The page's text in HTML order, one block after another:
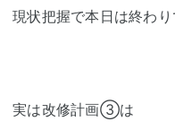
現状把握で本日は終わり
実は改修計画③は